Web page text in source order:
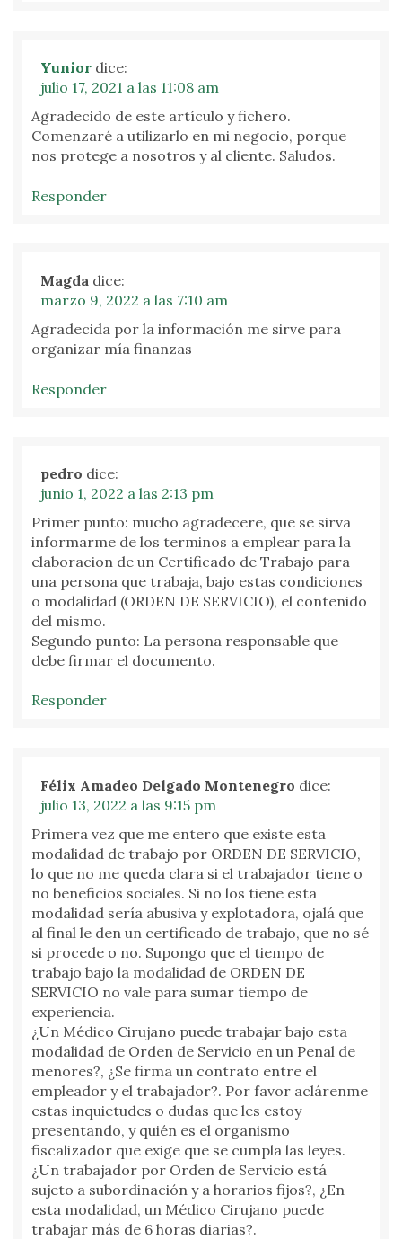
Yunior dice:
julio 17, 2021 a las 11:08 am
Agradecido de este artículo y fichero.
Comenzaré a utilizarlo en mi negocio, porque
nos protege a nosotros y al cliente. Saludos.
Responder
Magda dice:
marzo 9, 2022 a las 7:10 am
Agradecida por la información me sirve para
organizar mía finanzas
Responder
pedro dice:
junio 1, 2022 a las 2:13 pm
Primer punto: mucho agradecere, que se sirva
informarme de los terminos a emplear para la
elaboracion de un Certificado de Trabajo para
una persona que trabaja, bajo estas condiciones
o modalidad (ORDEN DE SERVICIO), el contenido
del mismo.
Segundo punto: La persona responsable que
debe firmar el documento.
Responder
Félix Amadeo Delgado Montenegro dice:
julio 13, 2022 a las 9:15 pm
Primera vez que me entero que existe esta
modalidad de trabajo por ORDEN DE SERVICIO,
lo que no me queda clara si el trabajador tiene o
no beneficios sociales. Si no los tiene esta
modalidad sería abusiva y explotadora, ojalá que
al final le den un certificado de trabajo, que no sé
si procede o no. Supongo que el tiempo de
trabajo bajo la modalidad de ORDEN DE
SERVICIO no vale para sumar tiempo de
experiencia.
¿Un Médico Cirujano puede trabajar bajo esta
modalidad de Orden de Servicio en un Penal de
menores?, ¿Se firma un contrato entre el
empleador y el trabajador?. Por favor aclárenme
estas inquietudes o dudas que les estoy
presentando, y quién es el organismo
fiscalizador que exige que se cumpla las leyes.
¿Un trabajador por Orden de Servicio está
sujeto a subordinación y a horarios fijos?, ¿En
esta modalidad, un Médico Cirujano puede
trabajar más de 6 horas diarias?.